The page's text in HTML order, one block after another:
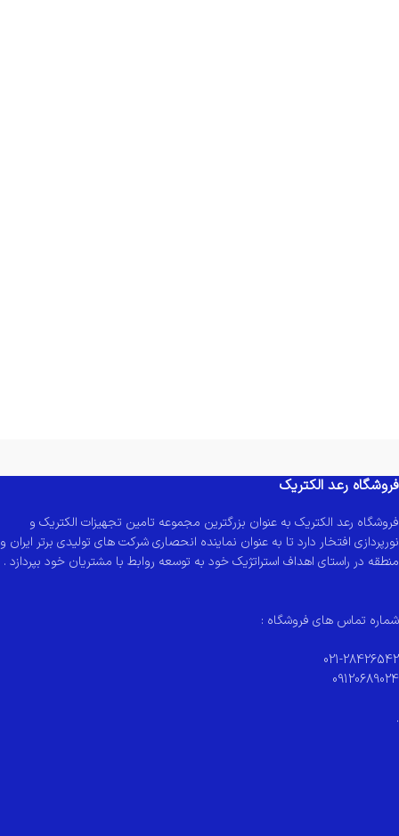
فروشگاه رعد الکتریک
فروشگاه رعد الکتریک به عنوان بزرگترین مجموعه تامین تجهیزات الکتریک و
نورپردازی افتخار دارد تا به عنوان نماینده انحصاری شرکت های تولیدی برتر ایران و
منطقه در راستای اهداف استراتژیک خود به توسعه روابط با مشتریان خود بپردازد .
شماره تماس های فروشگاه :
021-28426542
09120689024
.